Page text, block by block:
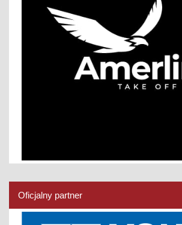
Oficjalny partner